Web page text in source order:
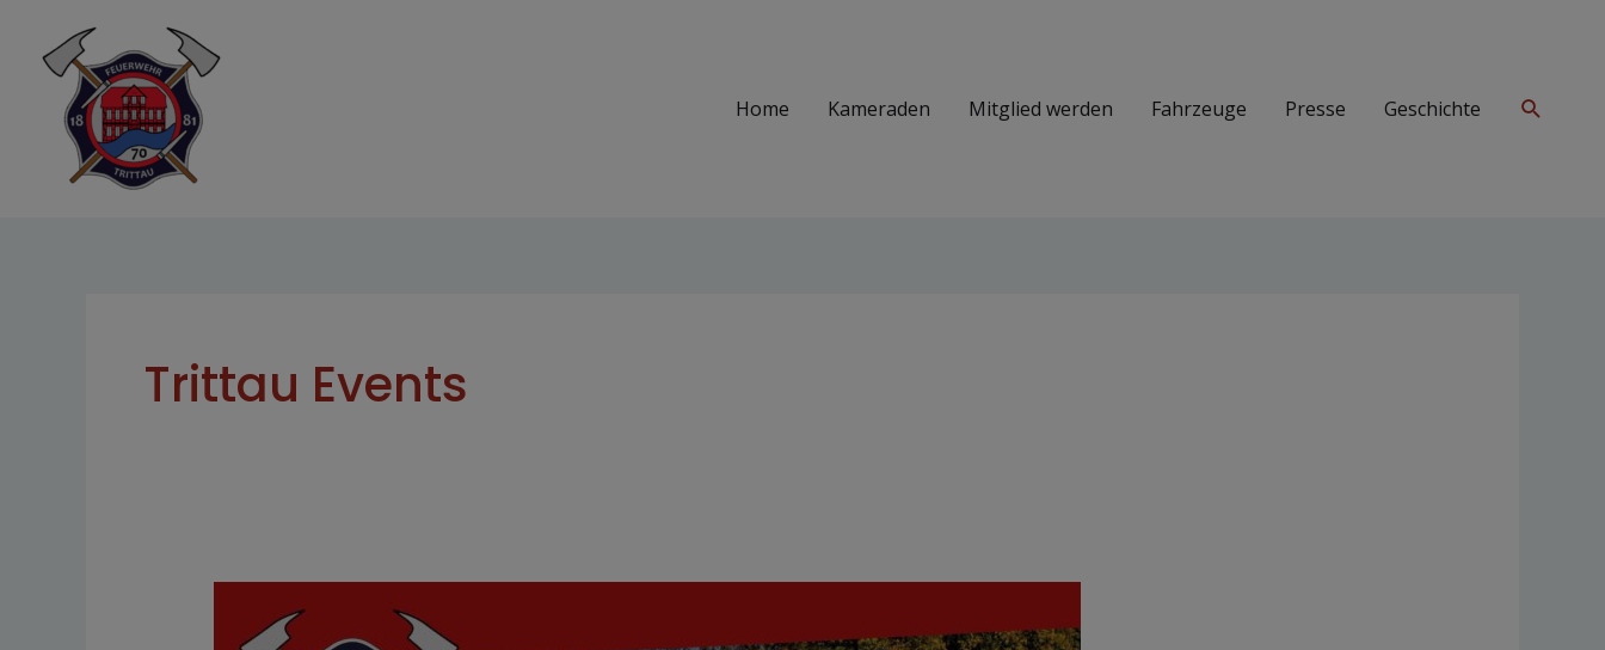
Inhalt
springen
Home
Kameraden Mitglied werden Fahrzeuge Presse Geschichte Suchen
Trittau Events